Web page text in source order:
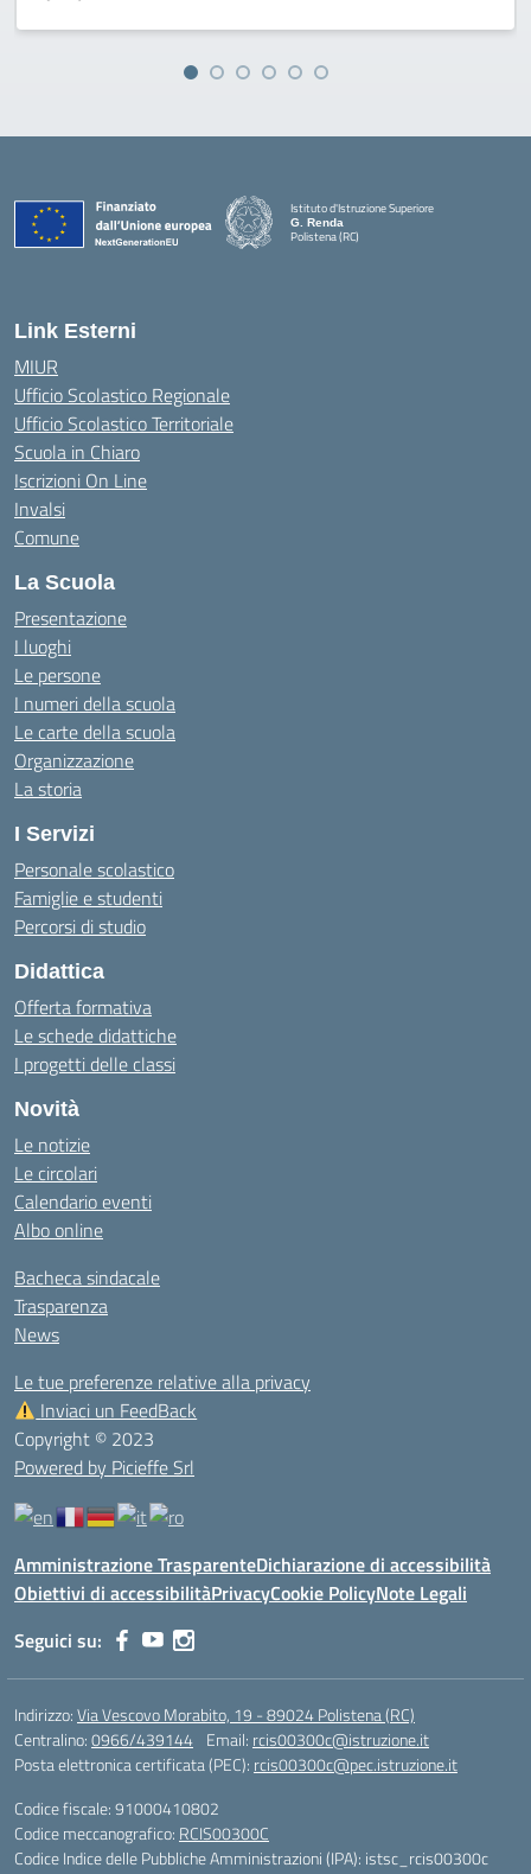
Istituto d'Istruzione Superiore
G. Renda
Polistena (RC)
Link Esterni
MIUR
Ufficio Scolastico Regionale
Ufficio Scolastico Territoriale
Scuola in Chiaro
Iscrizioni On Line
Invalsi
Comune
La Scuola
Presentazione
I luoghi
Le persone
I numeri della scuola
Le carte della scuola
Organizzazione
La storia
I Servizi
Personale scolastico
Famiglie e studenti
Percorsi di studio
Didattica
Offerta formativa
Le schede didattiche
I progetti delle classi
Novità
Le notizie
Le circolari
Calendario eventi
Albo online
Bacheca sindacale
Trasparenza
News
Le tue preferenze relative alla privacy
Inviaci un FeedBack
Copyright © 2023
Powered by Picieffe Srl
Amministrazione TrasparenteDichiarazione di accessibilità
Obiettivi di accessibilitàPrivacyCookie PolicyNote Legali
Seguici su:
Indirizzo:Via Vescovo Morabito, 19 - 89024 Polistena (RC)
Centralino:0966/439144 Email: rcis00300c@istruzione.it
Posta elettronica certificata (PEC): rcis00300c@pec.istruzione.it
Codice fiscale: 91000410802
Codice meccanografico: RCIS00300C
Codice Indice delle Pubbliche Amministrazioni (IPA): istsc_rcis00300c